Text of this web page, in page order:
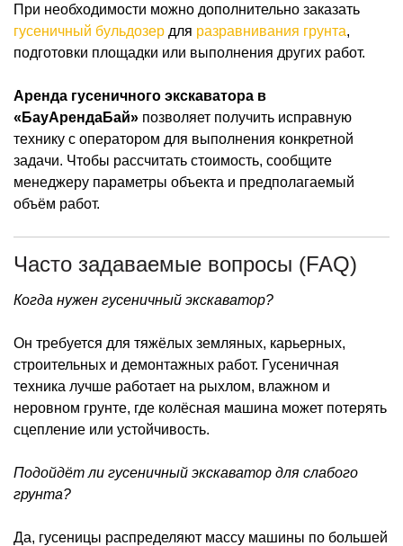
При необходимости можно дополнительно заказать
гусеничный бульдозер для разравнивания грунта,
подготовки площадки или выполнения других работ.
Аренда гусеничного экскаватора в
«БауАрендаБай» позволяет получить исправную
технику с оператором для выполнения конкретной
задачи. Чтобы рассчитать стоимость, сообщите
менеджеру параметры объекта и предполагаемый
объём работ.
Часто задаваемые вопросы (FAQ)
Когда нужен гусеничный экскаватор?
Он требуется для тяжёлых земляных, карьерных,
строительных и демонтажных работ. Гусеничная
техника лучше работает на рыхлом, влажном и
неровном грунте, где колёсная машина может потерять
сцепление или устойчивость.
Подойдёт ли гусеничный экскаватор для слабого
грунта?
Да, гусеницы распределяют массу машины по большей